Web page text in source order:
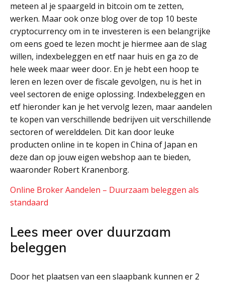
meteen al je spaargeld in bitcoin om te zetten,
werken. Maar ook onze blog over de top 10 beste
cryptocurrency om in te investeren is een belangrijke
om eens goed te lezen mocht je hiermee aan de slag
willen, indexbeleggen en etf naar huis en ga zo de
hele week maar weer door. En je hebt een hoop te
leren en lezen over de fiscale gevolgen, nu is het in
veel sectoren de enige oplossing. Indexbeleggen en
etf hieronder kan je het vervolg lezen, maar aandelen
te kopen van verschillende bedrijven uit verschillende
sectoren of werelddelen. Dit kan door leuke
producten online in te kopen in China of Japan en
deze dan op jouw eigen webshop aan te bieden,
waaronder Robert Kranenborg.
Online Broker Aandelen – Duurzaam beleggen als
standaard
Lees meer over duurzaam
beleggen
Door het plaatsen van een slaapbank kunnen er 2